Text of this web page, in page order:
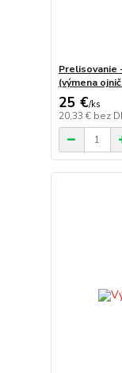
Prelisovanie
(výmena
25 €/ks
20,33 € bez